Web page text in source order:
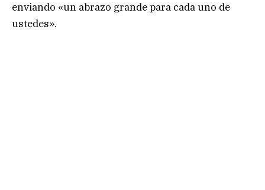
enviando «un abrazo grande para cada uno de
ustedes».